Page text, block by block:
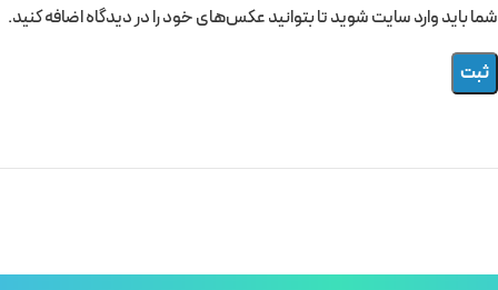
شما باید وارد سایت شوید تا بتوانید عکس‌های خود را در دیدگاه اضافه کنید.